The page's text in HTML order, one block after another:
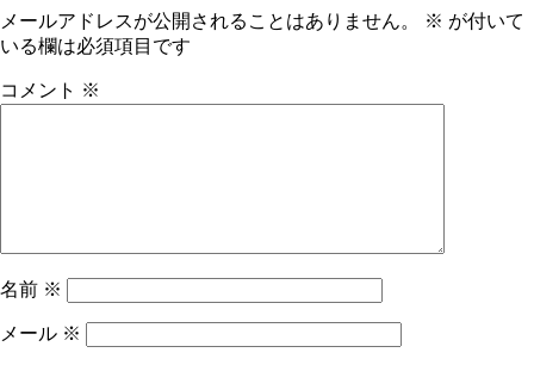
メールアドレスが公開されることはありません。 ※ が付いて
いる欄は必須項目です
コメント ※
名前 ※
メール ※